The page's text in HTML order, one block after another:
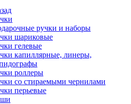
ручки и наборы
шариковые
гелевые
капиллярные, линеры,
роллеры
со стираемыми чернилами
перьевые